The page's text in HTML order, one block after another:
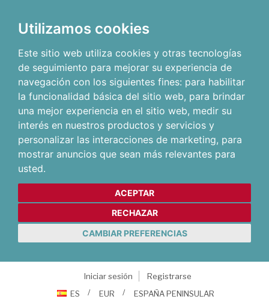
Utilizamos cookies
Este sitio web utiliza cookies y otras tecnologías
de seguimiento para mejorar su experiencia de
navegación con los siguientes fines: para habilitar
la funcionalidad básica del sitio web, para brindar
una mejor experiencia en el sitio web, medir su
interés en nuestros productos y servicios y
personalizar las interacciones de marketing, para
mostrar anuncios que sean más relevantes para
usted.
ACEPTAR
RECHAZAR
CAMBIAR PREFERENCIAS
Iniciar sesión
Registrarse
ES
EUR ESPAÑA PENINSULAR